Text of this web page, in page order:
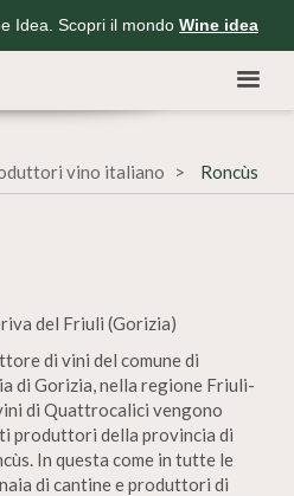
Idea. Scopri il mondo Wine idea
vino italiano Roncùs
del Friuli (Gorizia)
di vini del comune di
di Gorizia, nella regione Friuli-
di Quattrocalici vengono
produttori della provincia di
In questa come in tutte le
di cantine e produttori di